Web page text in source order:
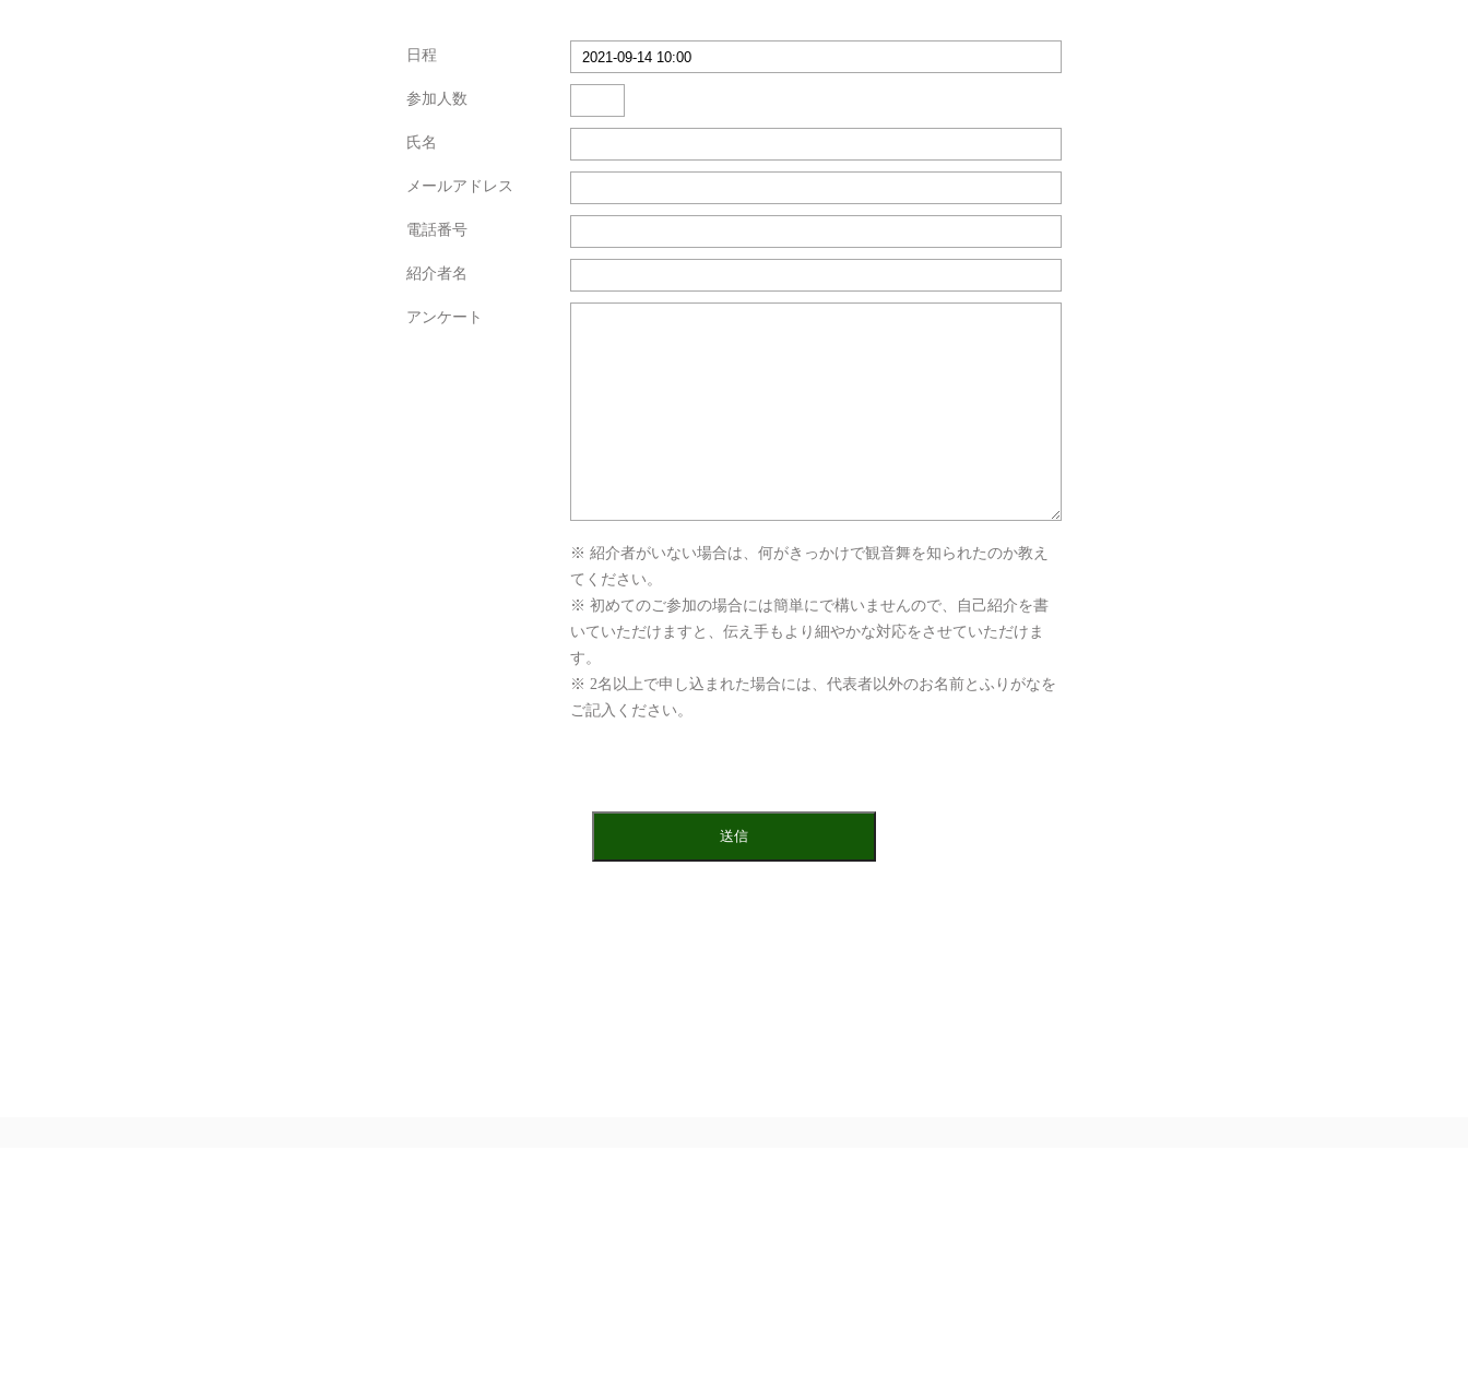
日程
参加人数
氏名
メールアドレス
電話番号
紹介者名
アンケート
※ 紹介者がいない場合は、何がきっかけで観音舞を知られたのか教え
てください。
※ 初めてのご参加の場合には簡単にで構いませんので、自己紹介を書
いていただけますと、伝え手もより細やかな対応をさせていただけま
す。
※ 2名以上で申し込まれた場合には、代表者以外のお名前とふりがなを
ご記入ください。